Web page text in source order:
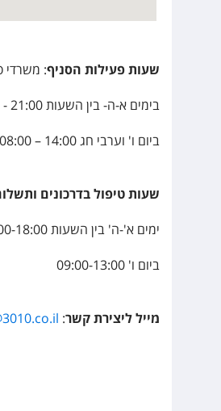
שעות פעילות הסניף: משרדי
בימים א-ה- בין השעות 21:00 - 08:00
ביום ו' וערבי חג 14:00 – 08:00
שעות טיפול בדרכונים
ימים א'-ה' בין השעות 09:00-18:00
ביום ו' 09:00-13:00
מייל ליצירת קשר: